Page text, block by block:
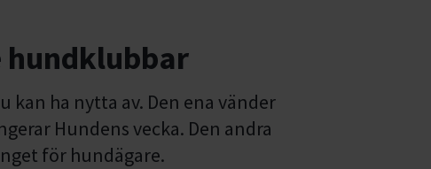
hundklubbar
kan ha nytta av. Den ena vänder
Hundens vecka. Den andra
för hundägare.